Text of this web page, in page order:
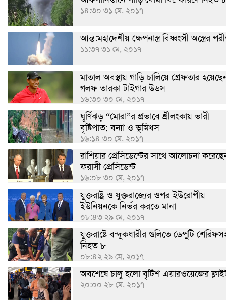
১৪:৩০ ৩১ মে, ২০১৭
আন্ত:মহাদেশীয় ক্ষেপনাস্ত্র বিধ্বংসী অস্ত্রের
১১:৩৭ ৩১ মে, ২০১৭
মাতাল অবস্থায় গাড়ি চালিয়ে গ্রেফতার
গলফ তারকা টাইগার উডস
১৬:৩০ ৩০ মে, ২০১৭
ঘূর্ণিঝড় “মোরা”র প্রভাবে শ্রীলংকায় ভারী
বৃষ্টিপাত; বন্যা ও ভূমিধস
১৬:১৪ ৩০ মে, ২০১৭
রাশিয়ার প্রেসিডেন্টের সাথে আলোচনা
ফরাসী প্রেসিডেন্ট
১৬:০৮ ৩০ মে, ২০১৭
যুক্তরাষ্ট্র ও যুক্তরাজ্যের ওপর ইউরোপীয়
ইউনিয়নকে নির্ভর করতে মানা
০৮:৪৩ ২৯ মে, ২০১৭
যুক্তরাষ্টে বন্দুকধারীর গুলিতে ডেপুটি
নিহত ৮
০৮:৪২ ২৯ মে, ২০১৭
অবশেষে চালু হলো বৃটিশ এয়ারওয়েজের
২০:০০ ২৮ মে, ২০১৭